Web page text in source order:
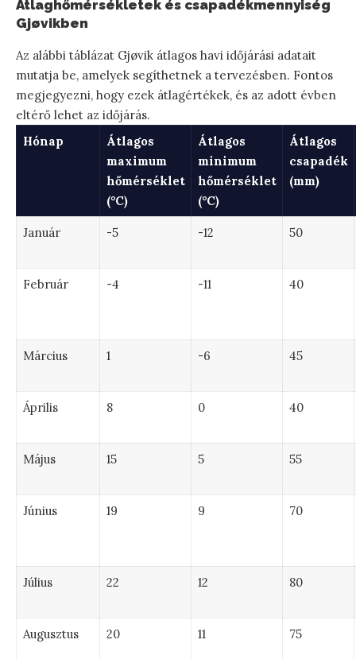
Átlaghőmérsékletek és csapadékmennyiség
Gjøvikben
Az alábbi táblázat Gjøvik átlagos havi időjárási adatait
mutatja be, amelyek segíthetnek a tervezésben. Fontos
megjegyezni, hogy ezek átlagértékek, és az adott évben
eltérő lehet az időjárás.
Hónap
Átlagos
maximum
hőmérséklet
(°C)
Átlagos
minimum
hőmérséklet
(°C)
Átlagos
csapadék
(mm)
Január -5 -12 50
Február -4 -11 40
Március 1 -6 45
Április 8 0 40
Május 15 5 55
Június 19 9 70
Július 22 12 80
Augusztus 20 11 75